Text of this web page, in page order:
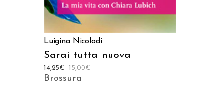
Luigina Nicolodi
Sarai tutta nuova
15,00€
14,25€
Brossura